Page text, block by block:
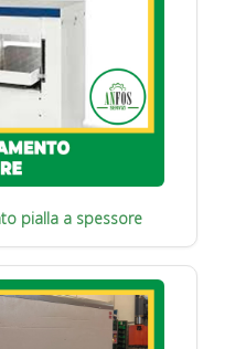
pialla a spessore